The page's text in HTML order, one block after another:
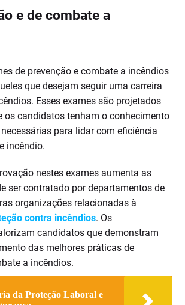
e de combate a
de prevenção e combate a incêndios
que desejam seguir uma carreira
Esses exames são projetados
os candidatos tenham o conhecimento
para lidar com eficiência
incêndio.
nestes exames aumenta as
ser contratado por departamentos de
organizações relacionadas à
contra incêndios. Os
candidatos que demonstram
das melhores práticas de
a incêndios.
da Proteção Laboral e